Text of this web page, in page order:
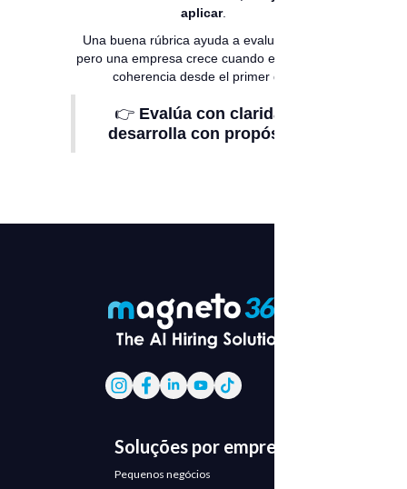
aplicar.
Una buena rúbrica ayuda a evaluar mejor,
pero una empresa crece cuando evalúa con
coherencia desde el primer día.
👉 Evalúa con claridad,
desarrolla con propósito.
Soluções por empresa
Pequenos negócios